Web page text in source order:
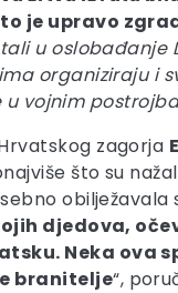
je upravo
u oslobađanje
organiziraju i
vojnim
zagorja
što su
obilježavala
djedova,
Neka
branitelje“,